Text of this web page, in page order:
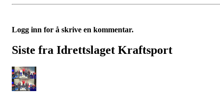
Logg inn for å skrive en kommentar.
Siste fra Idrettslaget Kraftsport